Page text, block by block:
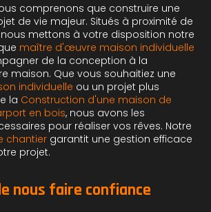
comprenons que construire une
de vie majeur. Situés à proximité de
nous mettons à votre disposition notre
maître d'œuvre maison individuelle
de la conception à la
maison. Que vous souhaitiez une
individuelle ou un projet plus
la Construction d'une maison de
en bois, nous avons les
pour réaliser vos rêves. Notre
chantier garantit une gestion efficace
projet.
nous faire confiance